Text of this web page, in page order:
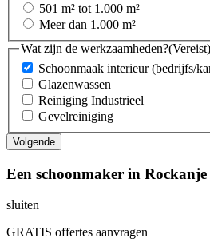
501 m² tot 1.000 m²
Meer dan 1.000 m²
Wat zijn de werkzaamheden?(Vereist)
Schoonmaak interieur (bedrijfs/
Glazenwassen
Reiniging Industrieel
Gevelreiniging
Een schoonmaker in
sluiten
GRATIS offertes aanvragen